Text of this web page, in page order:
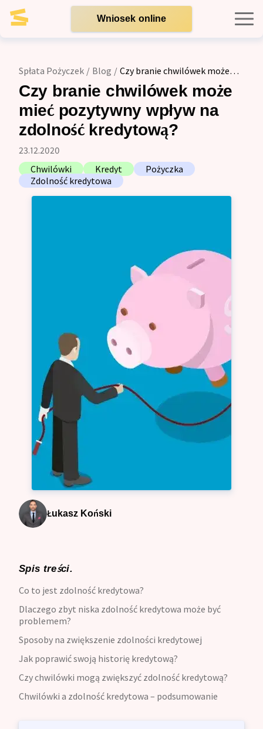
Wniosek online
Kredyty dla firm
Opinie
Blog
Spłata Pożyczek / Blog / Czy branie chwilówek może
mieć pozytywny wpływ na zdolność kredytową?
Czy branie chwilówek może
mieć pozytywny wpływ na
zdolność kredytową?
23.12.2020
Chwilówki
Kredyt
Pożyczka
Zdolność kredytowa
Łukasz Koński
Spis treści.
Co to jest zdolność kredytowa?
Dlaczego zbyt niska zdolność kredytowa może być
problemem?
Sposoby na zwiększenie zdolności kredytowej
Jak poprawić swoją historię kredytową?
Czy chwilówki mogą zwiększyć zdolność kredytową?
Chwilówki a zdolność kredytowa – podsumowanie